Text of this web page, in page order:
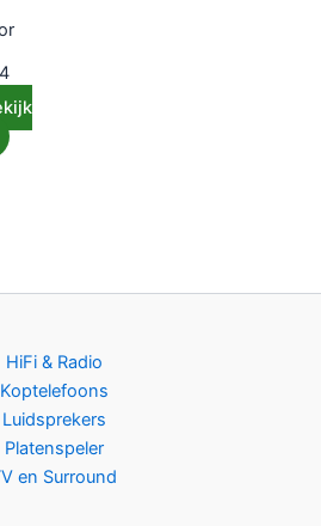
HiFi & Radio
Koptelefoons
Luidsprekers
Platenspeler
en Surround